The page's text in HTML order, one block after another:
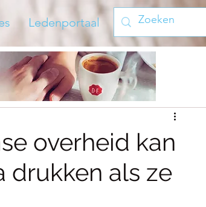
Ledenportaal
overheid kan
drukken als ze